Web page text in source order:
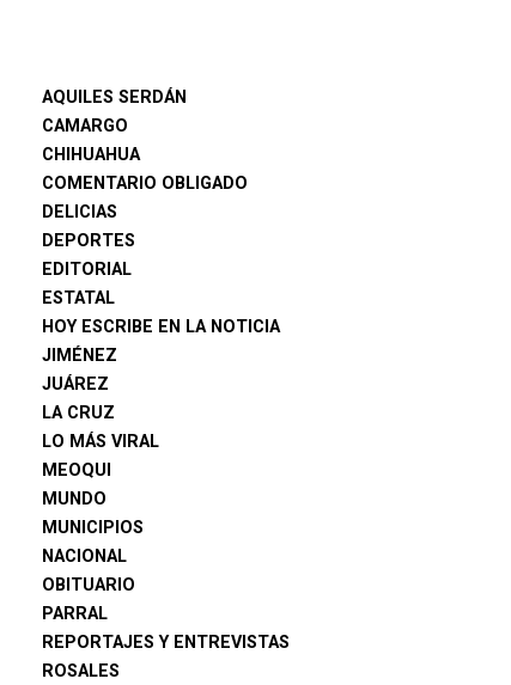
AQUILES SERDÁN
CAMARGO
CHIHUAHUA
COMENTARIO OBLIGADO
DELICIAS
DEPORTES
EDITORIAL
ESTATAL
HOY ESCRIBE EN LA NOTICIA
JIMÉNEZ
JUÁREZ
LA CRUZ
LO MÁS VIRAL
MEOQUI
MUNDO
MUNICIPIOS
NACIONAL
OBITUARIO
PARRAL
REPORTAJES Y ENTREVISTAS
ROSALES